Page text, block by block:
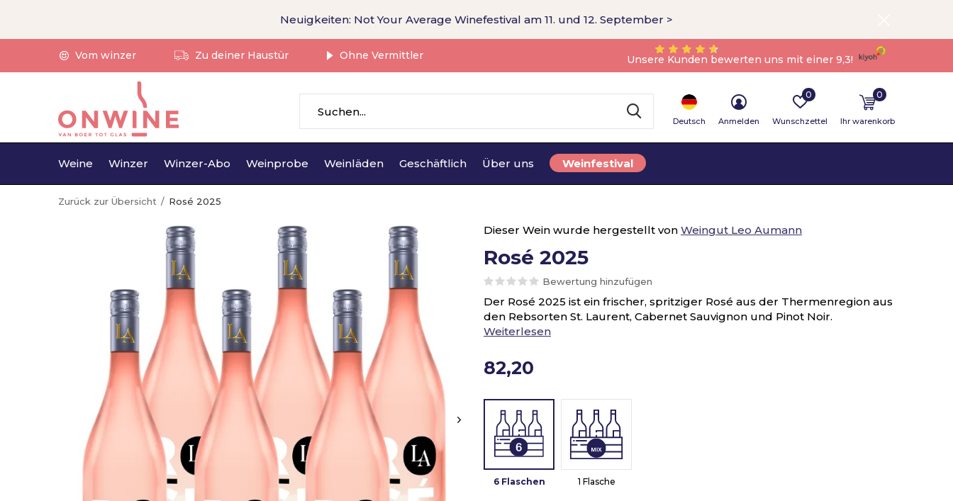
Weine Winzer Winzer-Abo Weinprobe Weinläden Geschäftlich Über uns Weinfestival
Deutsch Anmelden Wunschzettel
0
Ihr warenkorb
0
Vom winzer Zu deiner Haustür Ohne Vermittler Unsere Kunden bewerten uns mit einer 9,3!
Neuigkeiten: Not Your Average Winefestival am 11. und 12. September >
Zurück zur Übersicht Rosé 2025
Dieser Wein wurde hergestellt von Weingut Leo Aumann
Rosé 2025
Bewertung hinzufügen
Der Rosé 2025 ist ein frischer, spritziger Rosé aus der Thermenregion aus
den Rebsorten St. Laurent, Cabernet Sauvignon und Pinot Noir.
Weiterlesen
82,20
6 Flaschen 1 Flasche